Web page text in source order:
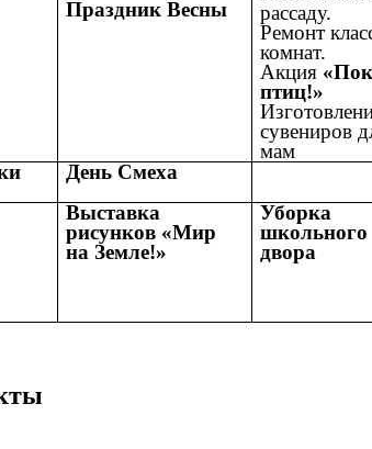
Праздник Весны
рассаду.
Ремонт
комнат.
Акция
птиц!»
сувениров
мам
День Смеха
Выставка
рисунков «Мир
на Земле!»
Уборка
школьного
двора